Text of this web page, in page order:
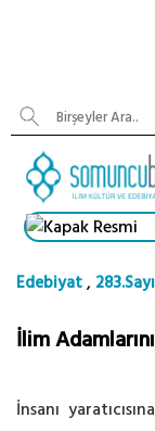
Edebiyat, 283.Sayı
İlim
İnsanı